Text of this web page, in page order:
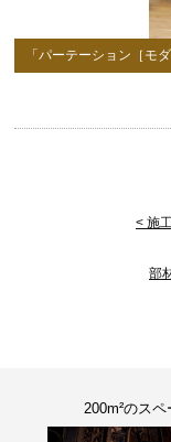
「パーテーション［モ
< 施
部
200m²のス